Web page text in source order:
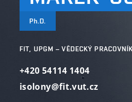
Ph.D.
FIT, UPGM – VĚDECKÝ PRACOVNÍK
+420 54114 1404
isolony@fit.vut.cz